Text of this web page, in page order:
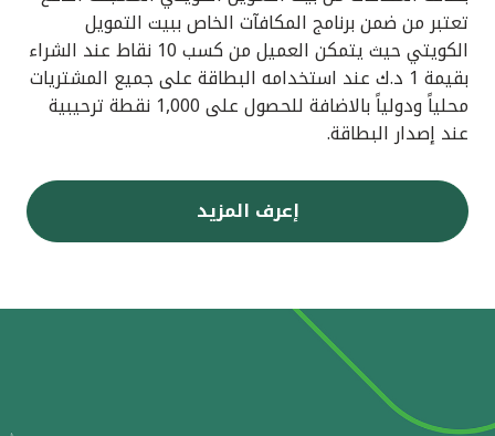
تعتبر من ضمن برنامج المكافآت الخاص ببيت التمويل
الكويتي حيث يتمكن العميل من كسب 10 نقاط عند الشراء
بقيمة 1 د.ك عند استخدامه البطاقة على جميع المشتريات
محلياً ودولياً بالاضافة للحصول على 1,000 نقطة ترحيبية
عند إصدار البطاقة.
إعرف المزيد